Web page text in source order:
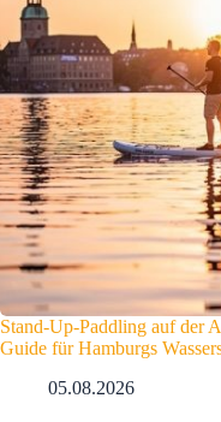
Stand-Up-Paddling auf der
Guide für Hamburgs
05.08.2026